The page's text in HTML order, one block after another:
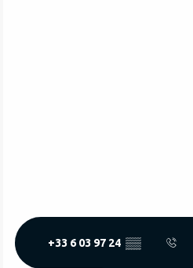
+33 6 03 97 24 ▒▒